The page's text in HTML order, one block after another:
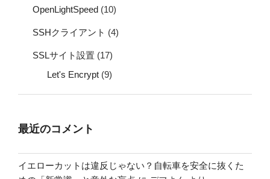
OpenLightSpeed (10)
SSHクライアント (4)
SSLサイト設置 (17)
Let's Encrypt (9)
最近のコメント
イエローカットは違反じゃない？自転車を安全に抜くた